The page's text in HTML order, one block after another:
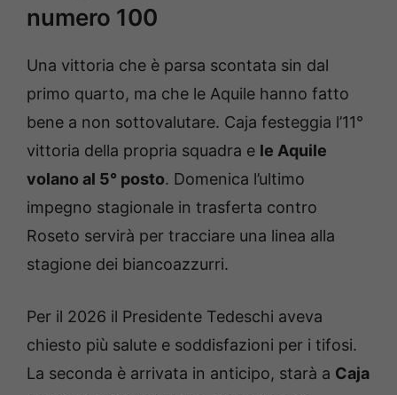
numero 100
Una vittoria che è parsa scontata sin dal
primo quarto, ma che le Aquile hanno fatto
bene a non sottovalutare. Caja festeggia l’11°
vittoria della propria squadra e le Aquile
volano al 5° posto. Domenica l’ultimo
impegno stagionale in trasferta contro
Roseto servirà per tracciare una linea alla
stagione dei biancoazzurri.
Per il 2026 il Presidente Tedeschi aveva
chiesto più salute e soddisfazioni per i tifosi.
La seconda è arrivata in anticipo, starà a Caja